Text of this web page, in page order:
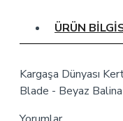
ÜRÜN
Kargaşa Dünyası
Blade - Beyaz Balina